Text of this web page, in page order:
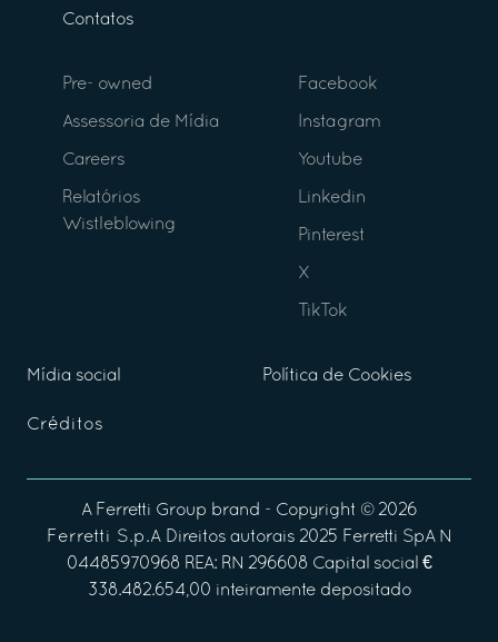
Contatos
Pre- owned
Assessoria de Mídia
Careers
Relatórios
Wistleblowing
Facebook
Instagram
Youtube
Linkedin
Pinterest
X
TikTok
Mídia social Política de Cookies
Créditos
A Ferretti Group brand - Copyright © 2026
Ferretti S.p.A Direitos autorais 2025 Ferretti SpA N
04485970968 REA: RN 296608 Capital social €
338.482.654,00 inteiramente depositado